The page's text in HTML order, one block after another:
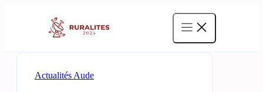
Actualités Aude